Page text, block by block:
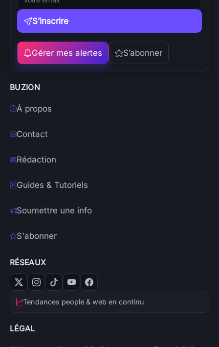
S’inscrire
Gérer mes alertes S’abonner
BUZION
À propos
Contact
Rédaction
Guides & Tutoriels
Soumettre une info
S'abonner
RÉSEAUX
Tendances people & web en continu
LÉGAL